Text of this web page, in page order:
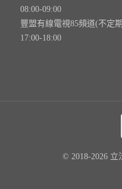
08:00-09:00
豐盟有線電視85頻道(不定
17:00-18:00
© 2018-2026 立